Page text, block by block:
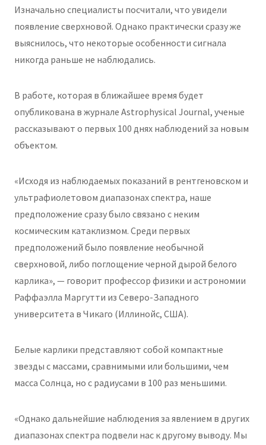
Изначально специалисты посчитали, что увидели
появление сверхновой. Однако практически сразу же
выяснилось, что некоторые особенности сигнала
никогда раньше не наблюдались.
В работе, которая в ближайшее время будет
опубликована в журнале Astrophysical Journal, ученые
рассказывают о первых 100 днях наблюдений за новым
объектом.
«Исходя из наблюдаемых показаний в рентгеновском и
ультрафиолетовом диапазонах спектра, наше
предположение сразу было связано с неким
космическим катаклизмом. Среди первых
предположений было появление необычной
сверхновой, либо поглощение черной дырой белого
карлика», — говорит профессор физики и астрономии
Раффаэлла Маргутти из Северо-Западного
университета в Чикаго (Иллинойс, США).
Белые карлики представляют собой компактные
звезды с массами, сравнимыми или большими, чем
масса Солнца, но с радиусами в 100 раз меньшими.
«Однако дальнейшие наблюдения за явлением в других
диапазонах спектра подвели нас к другому выводу. Мы